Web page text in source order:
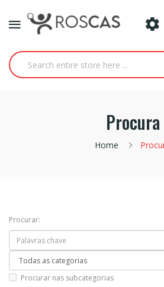
Procura
Home
Procurar:
Procurar nas subcategorias